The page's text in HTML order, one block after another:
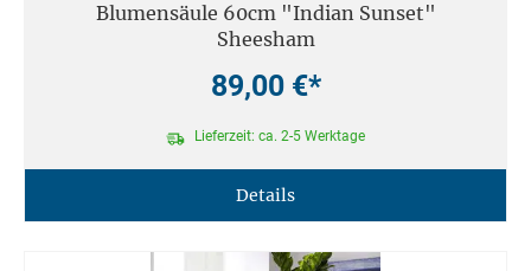
Blumensäule 60cm "Indian Sunset"
Sheesham
89,00 €*
Lieferzeit: ca. 2-5 Werktage
Details